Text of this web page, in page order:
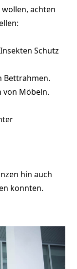
achten
Schutz
Bettrahmen.
von Möbeln.
hin auch
konnten.